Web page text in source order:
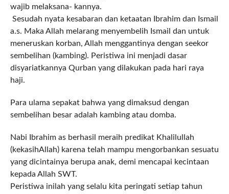
wajib melaksana- kannya.
Sesudah nyata kesabaran dan ketaatan Ibrahim dan Ismail
a.s. Maka Allah melarang menyembelih Ismail dan untuk
meneruskan korban, Allah menggantinya dengan seekor
sembelihan (kambing). Peristiwa ini menjadi dasar
disyariatkannya Qurban yang dilakukan pada hari raya
haji.
Para ulama sepakat bahwa yang dimaksud dengan
sembelihan besar adalah kambing atau domba.
Nabi Ibrahim as berhasil meraih predikat Khalilullah
(kekasihAllah) karena telah mampu mengorbankan sesuatu
yang dicintainya berupa anak, demi mencapai kecintaan
kepada Allah SWT.
Peristiwa inilah yang selalu kita peringati setiap tahun